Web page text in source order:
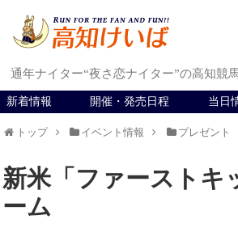
通年ナイター“夜さ恋ナイター”の高知競
新着情報 開催・発売日程 当日
トップ イベント情報 プレゼント
新米「ファーストキ
ーム